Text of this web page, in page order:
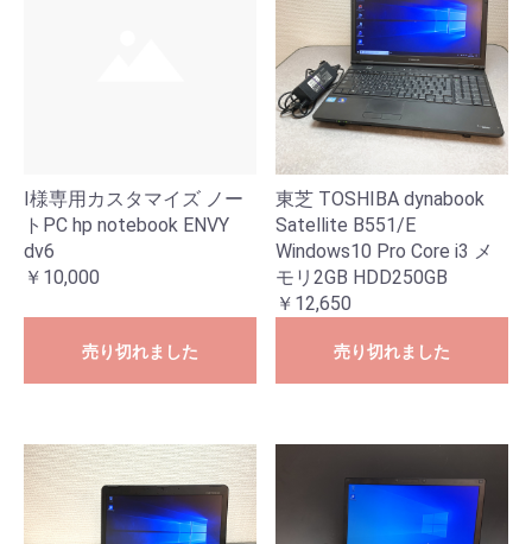
I様専用カスタマイズ ノー
トPC hp notebook ENVY
dv6
￥10,000
売り切れました
東芝 TOSHIBA dynabook
Satellite B551/E
Windows10 Pro Core i3 メ
モリ2GB HDD250GB
￥12,650
売り切れました